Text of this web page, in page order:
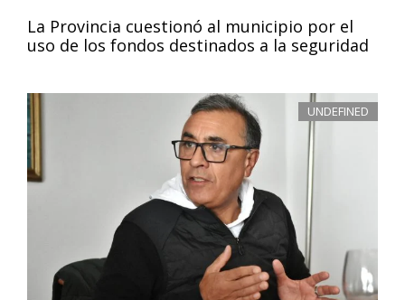
La Provincia cuestionó al municipio por el
uso de los fondos destinados a la seguridad
UNDEFINED